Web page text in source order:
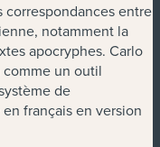
correspondances entre
notamment la
apocryphes. Carlo
un outil
de
français en version